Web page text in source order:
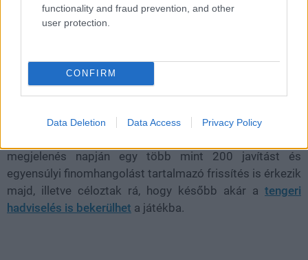
functionality and fraud prevention, and other
user protection.
CONFIRM
Data Deletion Data Access Privacy Policy
A játék nemcsak látványban, hanem tartalomban is
megjelenés napján egy több mint 200 javítást és
egyensúlyi finomhangolást tartalmazó frissítés is érkezik
majd, illetve céloztak rá, hogy később akár a tengeri
hadviselés is bekerülhet a játékba.